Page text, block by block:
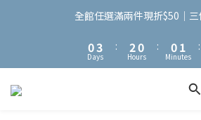
全館任選滿兩件現折$50｜
2
0
5
3
2
Days
:
4
2
1
2
0
Hours
:
2
0
3
1
0
Minutes
: